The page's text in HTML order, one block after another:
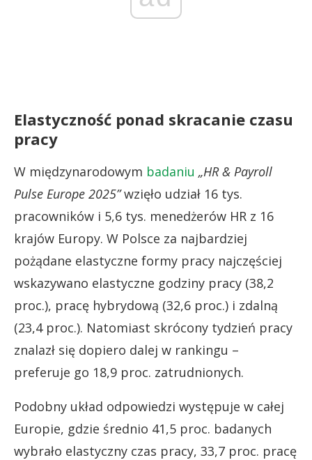
Elastyczność ponad skracanie czasu
pracy
W międzynarodowym badaniu „HR & Payroll
Pulse Europe 2025”wzięło udział 16 tys.
pracowników i 5,6 tys. menedżerów HR z 16
krajów Europy. W Polsce za najbardziej
pożądane elastyczne formy pracy najczęściej
wskazywano elastyczne godziny pracy (38,2
proc.), pracę hybrydową (32,6 proc.) i zdalną
(23,4 proc.). Natomiast skrócony tydzień pracy
znalazł się dopiero dalej w rankingu –
preferuje go 18,9 proc. zatrudnionych.
Podobny układ odpowiedzi występuje w całej
Europie, gdzie średnio 41,5 proc. badanych
wybrało elastyczny czas pracy, 33,7 proc. pracę